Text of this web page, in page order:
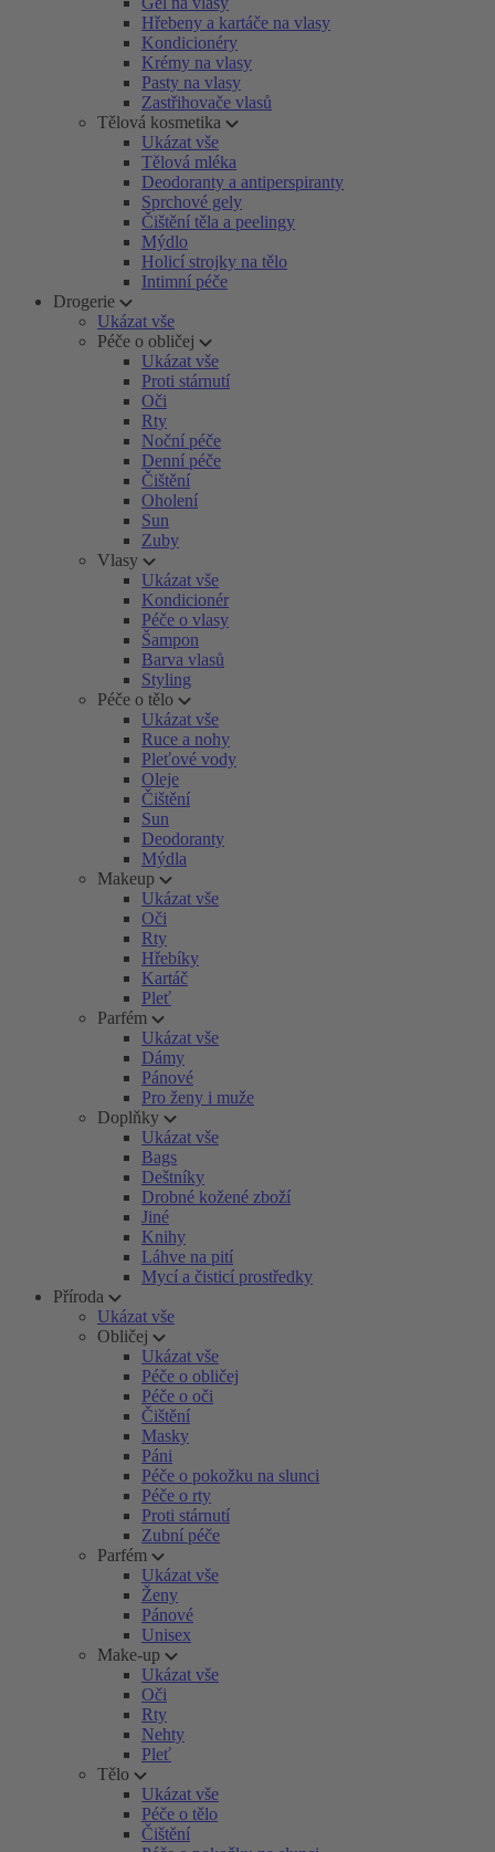
Hřebeny a kartáče na vlasy
Kondicionéry
Krémy na vlasy
Pasty na vlasy
Zastřihovače vlasů
Tělová kosmetika
Ukázat vše
Tělová mléka
Deodoranty a antiperspiranty
Sprchové gely
Čištění těla a peelingy
Mýdlo
Holicí strojky na tělo
Intimní péče
Drogerie
Ukázat vše
Péče o obličej
Ukázat vše
Proti stárnutí
Oči
Rty
Noční péče
Denní péče
Čištění
Oholení
Sun
Zuby
Vlasy
Ukázat vše
Kondicionér
Péče o vlasy
Šampon
Barva vlasů
Styling
Péče o tělo
Ukázat vše
Ruce a nohy
Pleťové vody
Oleje
Čištění
Sun
Deodoranty
Mýdla
Makeup
Ukázat vše
Oči
Rty
Hřebíky
Kartáč
Pleť
Parfém
Ukázat vše
Dámy
Pánové
Pro ženy i muže
Doplňky
Ukázat vše
Bags
Deštníky
Drobné kožené zboží
Jiné
Knihy
Láhve na pití
Mycí a čisticí prostředky
Příroda
Ukázat vše
Obličej
Ukázat vše
Péče o obličej
Péče o oči
Čištění
Masky
Páni
Péče o pokožku na slunci
Péče o rty
Proti stárnutí
Zubní péče
Parfém
Ukázat vše
Ženy
Pánové
Unisex
Make-up
Ukázat vše
Oči
Rty
Nehty
Pleť
Tělo
Ukázat vše
Péče o tělo
Čištění